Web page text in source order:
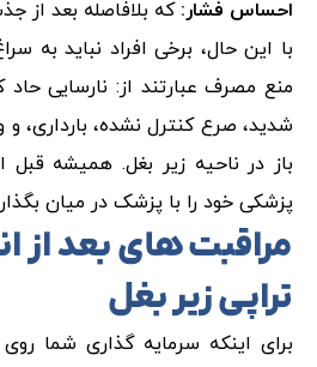
احساس فشار: که بلافاصله بعد از
با این حال، برخی افراد نباید به
منع مصرف عبارتند از: نارسایی حاد
شدید، صرع کنترل نشده، بارداری،
باز در ناحیه زیر بغل. همیشه قبل
پزشکی خود را با پزشک در میان
مراقبت های بعد از
تراپی زیر بغل
برای اینکه سرمایه گذاری شما